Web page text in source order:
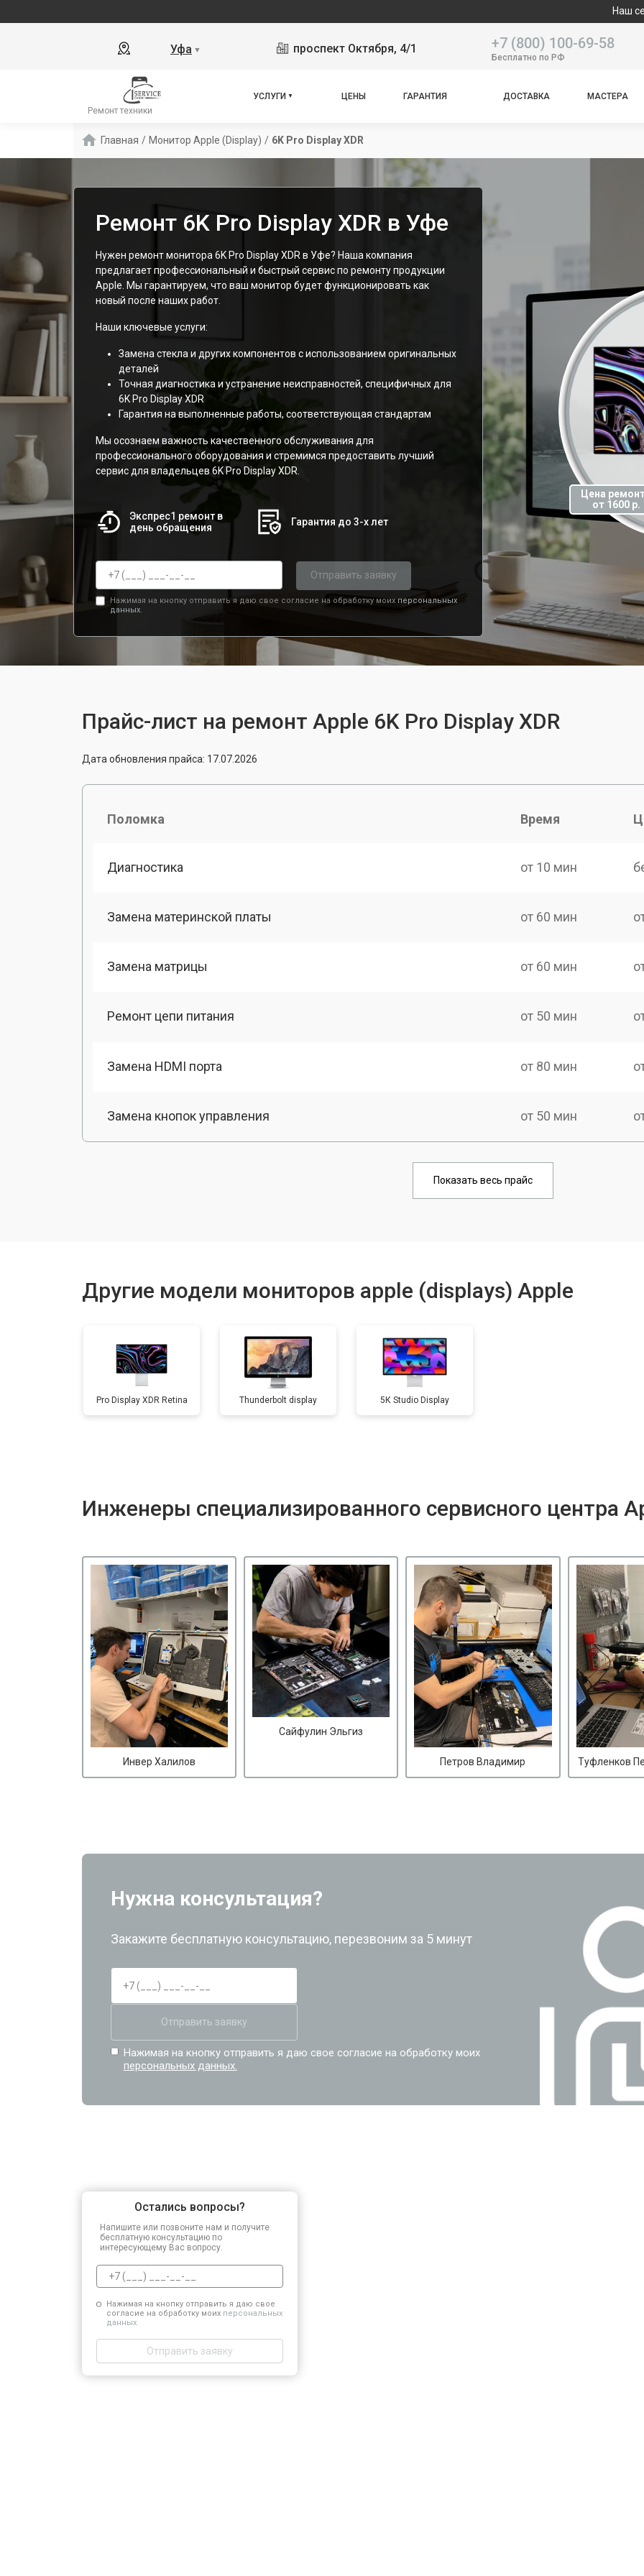
Наш сервисный
Уфа ▼ проспект Октября, 4/1 +7 (800) 100-69-58
Бесплатно по РФ
Ремонт техники
УСЛУГИ ЦЕНЫ ГАРАНТИЯ ДОСТАВКА МАСТЕРА
Главная / Монитор Apple (Display) / 6K Pro Display XDR
Ремонт 6K Pro Display XDR в Уфе
Нужен ремонт монитора 6K Pro Display XDR в Уфе? Наша компания
предлагает профессиональный и быстрый сервис по ремонту продукции
Apple. Мы гарантируем, что ваш монитор будет функционировать как
новый после наших работ.
Наши ключевые услуги:
Замена стекла и других компонентов с использованием оригинальных
деталей
Точная диагностика и устранение неисправностей, специфичных для
6K Pro Display XDR
Гарантия на выполненные работы, соответствующая стандартам
Мы осознаем важность качественного обслуживания для
профессионального оборудования и стремимся предоставить лучший
сервис для владельцев 6K Pro Display XDR.
Экспрес1 ремонт в
день обращения
Гарантия до 3-х лет
Отправить заявку
Нажимая на кнопку отправить я даю свое согласие на обработку моих персональных
данных.
Цена
от 1600 р.
Прайс-лист на ремонт Apple 6K Pro Display XDR
Дата обновления прайса: 17.07.2026
Поломка Время
Диагностика от 10 мин
Замена материнской платы от 60 мин
Замена матрицы от 60 мин
Ремонт цепи питания от 50 мин
Замена HDMI порта от 80 мин
Замена кнопок управления от 50 мин
от 80 мин
Показать весь прайс
Другие модели мониторов apple (displays) Apple
Pro Display XDR Retina Thunderbolt display 5К Studio Display
Инженеры специализированного сервисного центра
Инвер Халилов
Сайфулин Эльгиз
Петров Владимир Туфленков
Нужна консультация?
Закажите бесплатную консультацию, перезвоним за 5 минут
Отправить заявку
Нажимая на кнопку отправить я даю свое согласие на обработку моих
персональных данных.
Остались вопросы?
Напишите или позвоните нам и получите
бесплатную консультацию по
интересующему Вас вопросу.
Нажимая на кнопку отправить я даю свое
согласие на обработку моих персональных
данных.
Отправить заявку